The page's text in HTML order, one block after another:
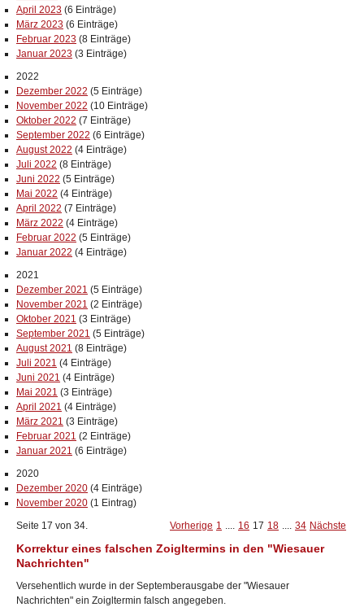
April 2023 (6 Einträge)
März 2023 (6 Einträge)
Februar 2023 (8 Einträge)
Januar 2023 (3 Einträge)
2022
Dezember 2022 (5 Einträge)
November 2022 (10 Einträge)
Oktober 2022 (7 Einträge)
September 2022 (6 Einträge)
August 2022 (4 Einträge)
Juli 2022 (8 Einträge)
Juni 2022 (5 Einträge)
Mai 2022 (4 Einträge)
April 2022 (7 Einträge)
März 2022 (4 Einträge)
Februar 2022 (5 Einträge)
Januar 2022 (4 Einträge)
2021
Dezember 2021 (5 Einträge)
November 2021 (2 Einträge)
Oktober 2021 (3 Einträge)
September 2021 (5 Einträge)
August 2021 (8 Einträge)
Juli 2021 (4 Einträge)
Juni 2021 (4 Einträge)
Mai 2021 (3 Einträge)
April 2021 (4 Einträge)
März 2021 (3 Einträge)
Februar 2021 (2 Einträge)
Januar 2021 (6 Einträge)
2020
Dezember 2020 (4 Einträge)
November 2020 (1 Eintrag)
Seite 17 von 34.
Vorherige 1 .... 16 17 18 .... 34 Nächste
Korrektur eines falschen Zoigltermins in den "Wiesauer
Nachrichten"
Versehentlich wurde in der Septemberausgabe der "Wiesauer
Nachrichten" ein Zoigltermin falsch angegeben.